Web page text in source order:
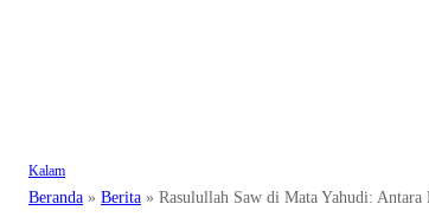
Kalam
Beranda » Berita » Rasulullah Saw di Mata Yahudi: Antara